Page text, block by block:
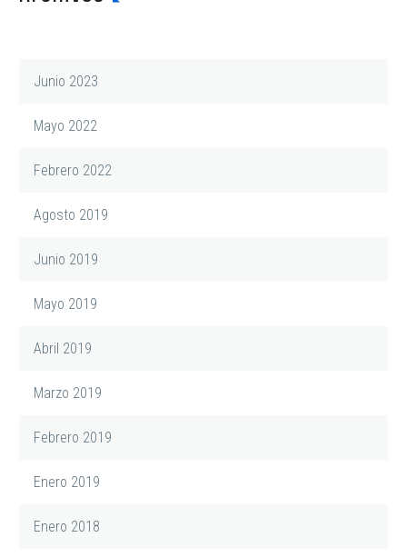
Junio 2023
Mayo 2022
Febrero 2022
Agosto 2019
Junio 2019
Mayo 2019
Abril 2019
Marzo 2019
Febrero 2019
Enero 2019
Enero 2018